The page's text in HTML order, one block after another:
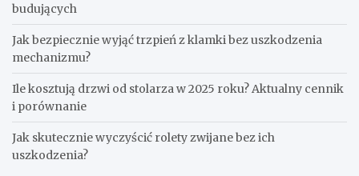
budujących
Jak bezpiecznie wyjąć trzpień z klamki bez uszkodzenia
mechanizmu?
Ile kosztują drzwi od stolarza w 2025 roku? Aktualny cennik
i porównanie
Jak skutecznie wyczyścić rolety zwijane bez ich
uszkodzenia?